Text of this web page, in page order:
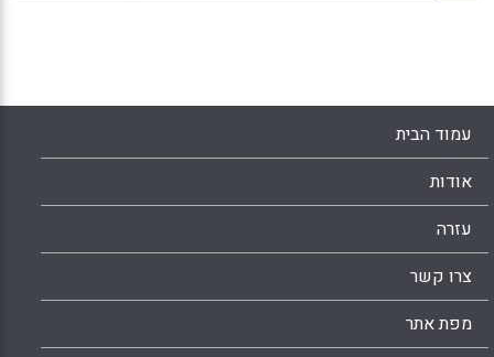
במהלך שנת 2012 (Male, Trevor; Palaiologou,
Ioanna, 2015).עמוד הבית
אודות
עזרה
צרו קשר
מפת אתר